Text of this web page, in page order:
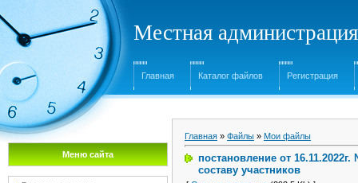
Местная
Главная Каталог файлов Регистрация
Меню сайта
Главная » Файлы » Мои файлы
постановление от
составу участников